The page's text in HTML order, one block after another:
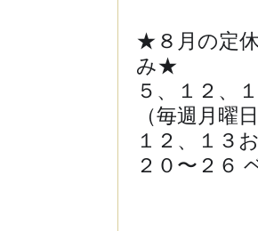
★８月の定
み★
５、１２、
（毎週月曜
１２、１３
２０〜２６